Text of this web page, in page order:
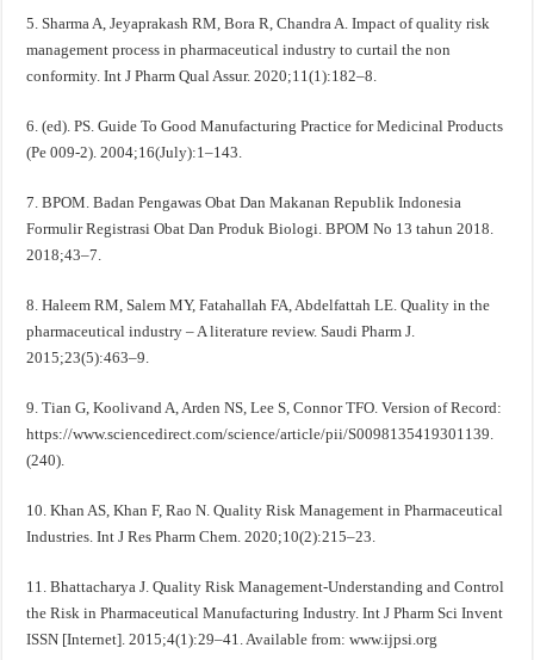
5. Sharma A, Jeyaprakash RM, Bora R, Chandra A. Impact of quality risk
management process in pharmaceutical industry to curtail the non
conformity. Int J Pharm Qual Assur. 2020;11(1):182–8.
6. (ed). PS. Guide To Good Manufacturing Practice for Medicinal Products
(Pe 009-2). 2004;16(July):1–143.
7. BPOM. Badan Pengawas Obat Dan Makanan Republik Indonesia
Formulir Registrasi Obat Dan Produk Biologi. BPOM No 13 tahun 2018.
2018;43–7.
8. Haleem RM, Salem MY, Fatahallah FA, Abdelfattah LE. Quality in the
pharmaceutical industry – A literature review. Saudi Pharm J.
2015;23(5):463–9.
9. Tian G, Koolivand A, Arden NS, Lee S, Connor TFO. Version of Record:
https://www.sciencedirect.com/science/article/pii/S0098135419301139.
(240).
10. Khan AS, Khan F, Rao N. Quality Risk Management in Pharmaceutical
Industries. Int J Res Pharm Chem. 2020;10(2):215–23.
11. Bhattacharya J. Quality Risk Management-Understanding and Control
the Risk in Pharmaceutical Manufacturing Industry. Int J Pharm Sci Invent
ISSN [Internet]. 2015;4(1):29–41. Available from: www.ijpsi.org